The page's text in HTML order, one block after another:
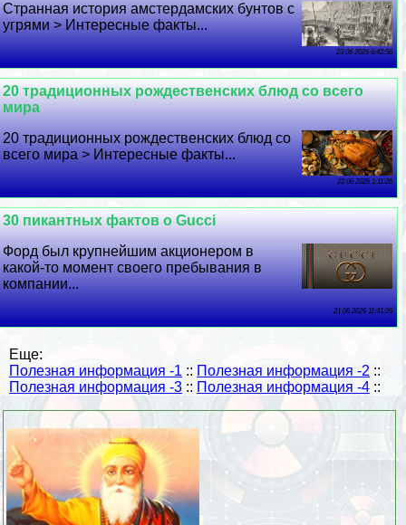
Странная история амстердамских бунтов с
угрями > Интересные факты...
23 06 2026 6:42:56
20 традиционных рождественских блюд со всего
мира
20 традиционных рождественских блюд со
всего мира > Интересные факты...
22 06 2026 1:11:26
30 пикантных фактов о Gucci
Форд был крупнейшим акционером в
какой-то момент своего пребывания в
компании...
21 06 2026 11:41:26
Еще:
Полезная информация -1 :: Полезная информация -2 ::
Полезная информация -3 :: Полезная информация -4 ::